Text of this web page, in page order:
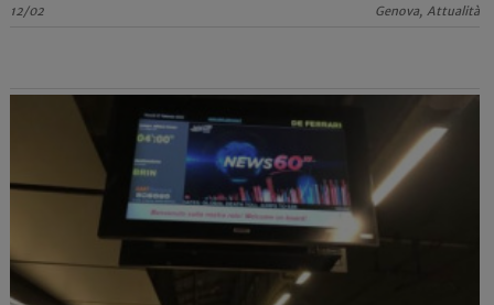
12/02 Genova, Attualità